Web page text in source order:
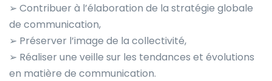
➢ Contribuer à l’élaboration de la stratégie globale
de communication,
➢ Préserver l’image de la collectivité,
➢ Réaliser une veille sur les tendances et évolutions
en matière de communication.